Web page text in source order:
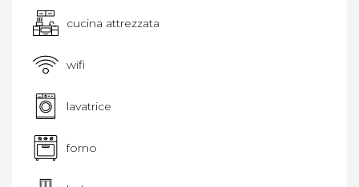
cucina attrezzata
wifi
lavatrice
forno